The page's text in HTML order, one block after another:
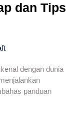
dan Tips
dengan dunia
panduan